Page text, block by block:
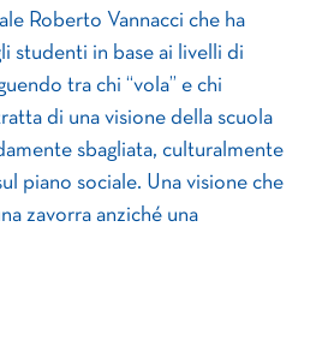
Roberto Vannacci che ha
studenti in base ai livelli di
tra chi “vola” e chi
di una visione della scuola
sbagliata, culturalmente
piano sociale. Una visione che
zavorra anziché una